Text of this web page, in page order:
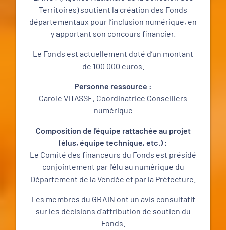
Territoires) soutient la création des Fonds
départementaux pour l’inclusion numérique, en
y apportant son concours financier.
Le Fonds est actuellement doté d’un montant
de 100 000 euros.
Personne ressource :
Carole VITASSE, Coordinatrice Conseillers
numérique
Composition de l'équipe rattachée au projet
(élus, équipe technique, etc.) :
Le Comité des financeurs du Fonds est présidé
conjointement par l'élu au numérique du
Département de la Vendée et par la Préfecture.
Les membres du GRAIN ont un avis consultatif
sur les décisions d'attribution de soutien du
Fonds.